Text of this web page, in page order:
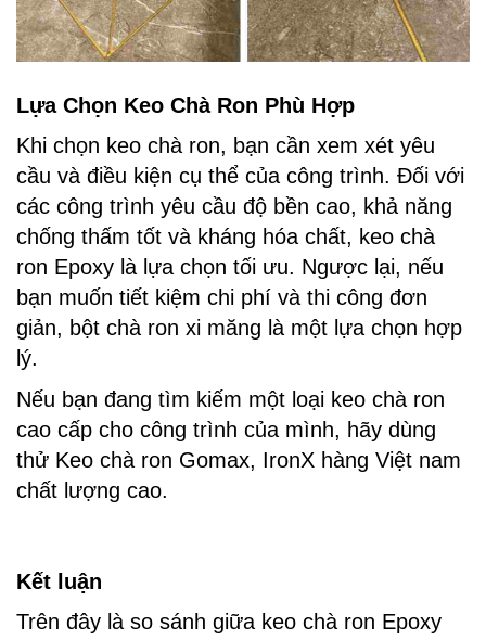
Lựa Chọn Keo Chà Ron Phù Hợp
Khi chọn keo chà ron, bạn cần xem xét yêu
cầu và điều kiện cụ thể của công trình. Đối với
các công trình yêu cầu độ bền cao, khả năng
chống thấm tốt và kháng hóa chất, keo chà
ron Epoxy là lựa chọn tối ưu. Ngược lại, nếu
bạn muốn tiết kiệm chi phí và thi công đơn
giản, bột chà ron xi măng là một lựa chọn hợp
lý.
Nếu bạn đang tìm kiếm một loại keo chà ron
cao cấp cho công trình của mình, hãy dùng
thử Keo chà ron Gomax, IronX hàng Việt nam
chất lượng cao.
Kết luận
Trên đây là so sánh giữa keo chà ron Epoxy